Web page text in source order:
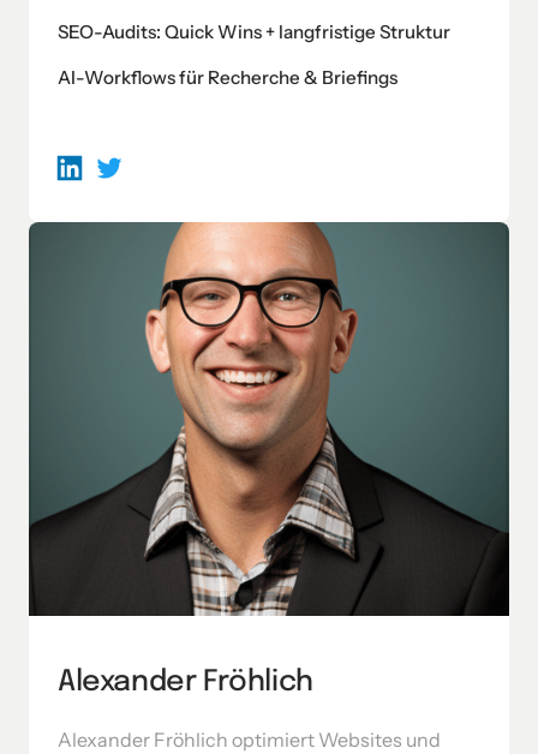
SEO-Audits: Quick Wins + langfristige Struktur
AI-Workflows für Recherche & Briefings
Alexander Fröhlich
Alexander Fröhlich optimiert Websites und